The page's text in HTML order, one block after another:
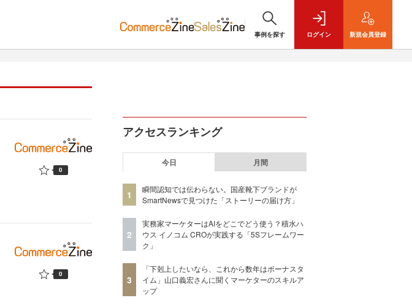
事例を探す ログイン 新規会員登録
0
0
アクセスランキング
今日 月間
1
瞬間認知では伝わらない。国産靴下ブランドが
SmartNewsで見つけた「ストーリーの届け方」
2
実務家マーケターはAIをどこでどう使う？積水ハ
ウス イノコム CROが実践する「5Sフレームワー
ク」
3
「下剋上したいなら、これから数年はボーナスタ
イム」山口義宏さんに聞くマーケターのスキルア
ップ